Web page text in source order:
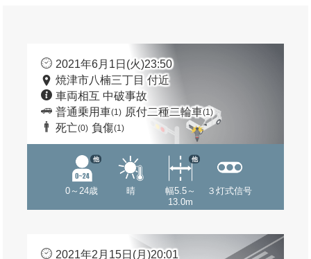
2021年6月1日(火)23:50
焼津市八楠三丁目 付近
車両相互 中破事故
普通乗用車(1) 原付二種二輪車(1)
死亡(0) 負傷(1)
0～24歳
他
晴
幅5.5～
13.0m
他
３灯式信号
2021年2月15日(月)20:01